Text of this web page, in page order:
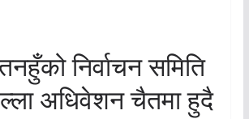
निर्वाचन समिति
अधिवेशन चैतमा हुदै